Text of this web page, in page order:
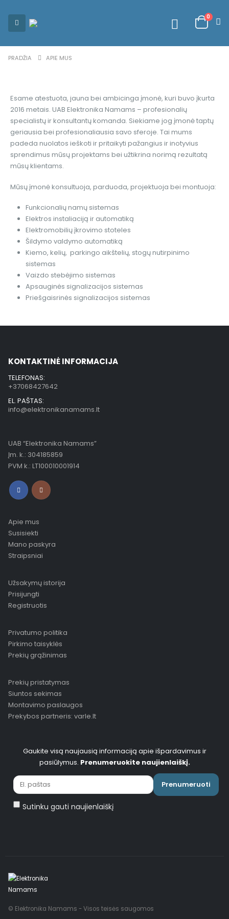
0
PRADŽIA APIE MUS
Esame atestuota, jauna bei ambicinga įmonė, kuri buvo įkurta
2016 metais. UAB Elektronika Namams – profesionalių
specialistų ir konsultantų komanda. Siekiame jog įmonė taptų
geriausia bei profesionaliausia savo sferoje. Tai mums
padeda nuolatos ieškoti ir pritaikyti pažangius ir inotyvius
sprendimus mūsų projektams bei užtikrina norimą rezultatą
mūsų klientams.
Mūsų įmonė konsultuoja, parduoda, projektuoja bei montuoja:
Funkcionalių namų sistemas
Elektros instaliaciją ir automatiką
Elektromobilių įkrovimo stoteles
Šildymo valdymo automatiką
Kiemo, kelių, parkingo aikštelių, stogų nutirpinimo
sistemas
Vaizdo stebėjimo sistemas
Apsauginės signalizacijos sistemas
Priešgaisrinės signalizacijos sistemas
KONTAKTINĖ INFORMACIJA
TELEFONAS:
+37068427642
EL. PAŠTAS:
info@elektronikanamams.lt
UAB “Elektronika Namams”
Įm. k.: 304185859
PVM k.: LT100010001914
Apie mus
Susisiekti
Mano paskyra
Straipsniai
Užsakymų istorija
Prisijungti
Registruotis
Privatumo politika
Pirkimo taisyklės
Prekių grąžinimas
Prekių pristatymas
Siuntos sekimas
Montavimo paslaugos
Prekybos partneris: varle.lt
Gaukite visą naujausią informaciją apie išpardavimus ir
pasiūlymus. Prenumeruokite naujienlaiškį.
Prenumeruoti
Sutinku gauti naujienlaiškį
© Elektronika Namams - Visos teisės saugomos